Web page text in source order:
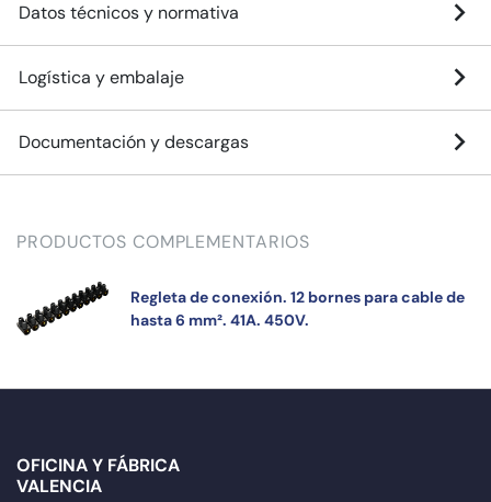
Datos técnicos y normativa
Logística y embalaje
Documentación y descargas
PRODUCTOS COMPLEMENTARIOS
Regleta de conexión. 12 bornes para cable de
hasta 6 mm². 41A. 450V.
OFICINA Y FÁBRICA
VALENCIA